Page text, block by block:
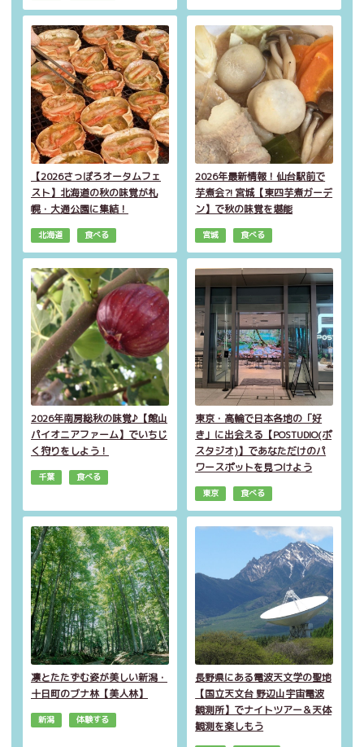
【2026さっぽろオータムフェ
スト】北海道の秋の味覚が札
幌・大通公園に集結！
北海道 食べる
2026年最新情報！仙台駅前で
芋煮会?! 宮城【東四芋煮ガーデ
ン】で秋の味覚を堪能
宮城 食べる
2026年南房総秋の味覚♪【館山
パイオニアファーム】でいちじ
く狩りをしよう！
千葉 食べる
東京・高輪で日本各地の「好
き」に出会える【POSTUDIO(ポ
スタジオ)】であなただけのパ
ワースポットを見つけよう
東京 食べる
凛とたたずむ姿が美しい新潟・
十日町のブナ林【美人林】
新潟 体験する
長野県にある電波天文学の聖地
【国立天文台 野辺山宇宙電波
観測所】でナイトツアー＆天体
観測を楽しもう